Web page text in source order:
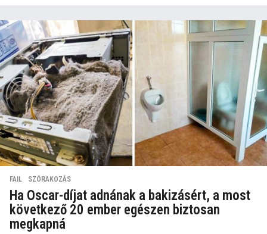
FAIL ,SZÓRAKOZÁS
Ha Oscar-díjat adnának a bakizásért, a most
következő 20 ember egészen biztosan
megkapná